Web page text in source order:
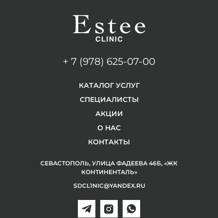
КАТАЛОГ УСЛУГ
СПЕЦИАЛИСТЫ
АКЦИИ
О НАС
КОНТАКТЫ
+ 7 (978) 625-07-00
СЕВАСТОПОЛЬ, УЛИЦА ФАДЕЕВА 46Б, «ЖК
КОНТИНЕНТАЛЬ»
SDCL1NIC@YANDEX.RU